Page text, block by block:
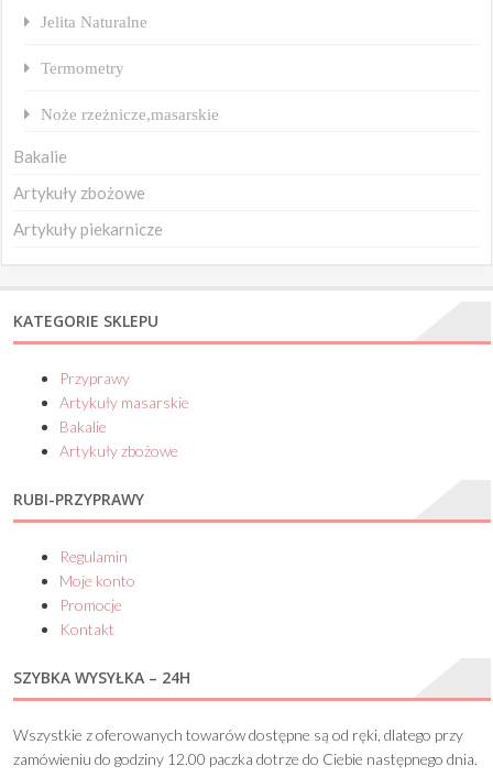
Jelita Naturalne
Termometry
Noże rzeżnicze,masarskie
Bakalie
Artykuły zbożowe
Artykuły piekarnicze
KATEGORIE SKLEPU
Przyprawy
Artykuły masarskie
Bakalie
Artykuły zbożowe
RUBI-PRZYPRAWY
Regulamin
Moje konto
Promocje
Kontakt
SZYBKA WYSYŁKA – 24H
Wszystkie z oferowanych towarów dostępne są od ręki, dlatego przy
zamówieniu do godziny 12.00 paczka dotrze do Ciebie następnego dnia.